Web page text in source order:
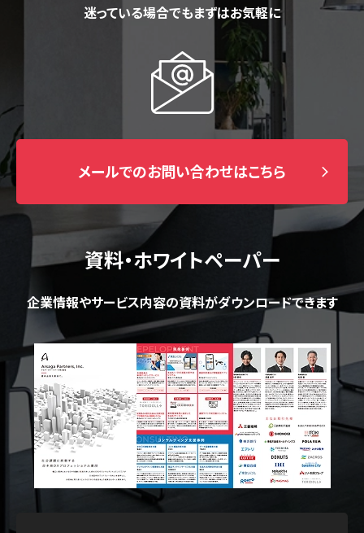
迷っている場合でもまずはお気軽に
メールでのお問い合わせはこちら
資料・ホワイトペーパー
企業情報やサービス内容の資料がダウンロードできます